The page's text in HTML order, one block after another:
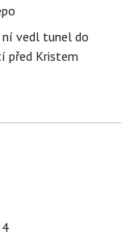
ní vedl tunel do
před Kristem